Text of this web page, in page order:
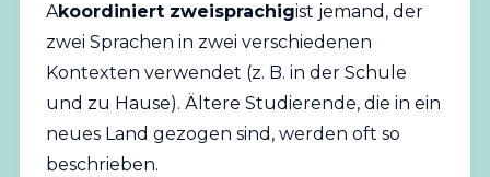
Akoordiniert zweisprachigist jemand, der
zwei Sprachen in zwei verschiedenen
Kontexten verwendet (z. B. in der Schule
und zu Hause). Ältere Studierende, die in ein
neues Land gezogen sind, werden oft so
beschrieben.